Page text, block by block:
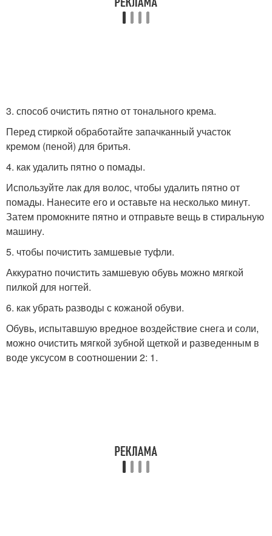
3. способ очистить пятно от тонального крема.
Перед стиркой обработайте запачканный участок
кремом (пеной) для бритья.
4. как удалить пятно о помады.
Используйте лак для волос, чтобы удалить пятно от
помады. Нанесите его и оставьте на несколько минут.
Затем промокните пятно и отправьте вещь в стиральную
машину.
5. чтобы почистить замшевые туфли.
Аккуратно почистить замшевую обувь можно мягкой
пилкой для ногтей.
6. как убрать разводы с кожаной обуви.
Обувь, испытавшую вредное воздействие снега и соли,
можно очистить мягкой зубной щеткой и разведенным в
воде уксусом в соотношении 2: 1.